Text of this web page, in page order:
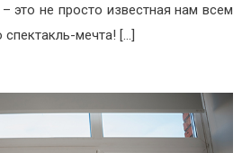
это не просто известная нам всем
спектакль-мечта! […]